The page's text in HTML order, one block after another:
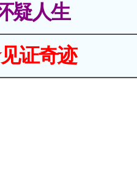
疑人生
证奇迹